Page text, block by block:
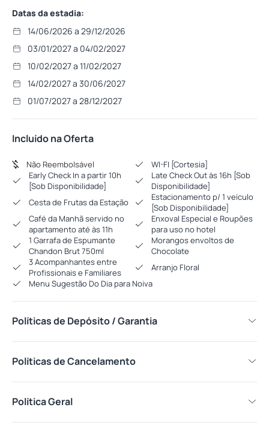
Datas da estadia:
14/06/2026 a 29/12/2026
03/01/2027 a 04/02/2027
10/02/2027 a 11/02/2027
14/02/2027 a 30/06/2027
01/07/2027 a 28/12/2027
Incluído na Oferta
Não Reembolsável
WI-FI [Cortesia]
Early Check In a partir 10h
[Sob Disponibilidade]
Late Check Out às 16h [Sob
Disponibilidade]
Cesta de Frutas da Estação
Estacionamento p/ 1 veículo
[Sob Disponibilidade]
Café da Manhã servido no
apartamento até às 11h
Enxoval Especial e Roupões
para uso no hotel
1 Garrafa de Espumante
Chandon Brut 750ml
Morangos envoltos de
Chocolate
3 Acompanhantes entre
Profissionais e Familiares
Arranjo Floral
Menu Sugestão Do Dia para Noiva
Políticas de Depósito / Garantia
Políticas de Cancelamento
Política Geral